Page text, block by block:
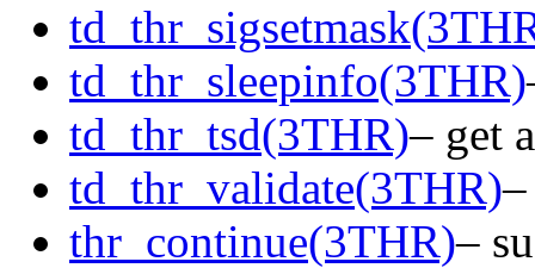
td_thr_sleepinfo(3THR)
td_thr_tsd(3THR)– get
td_thr_validate(3THR)
thr_continue(3THR)–